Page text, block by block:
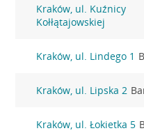
Kraków, ul. Kuźnicy
Kołłątajowskiej
Kraków, ul. Lindego 1
Kraków, ul. Lipska 2
Kraków, ul. Łokietka 5